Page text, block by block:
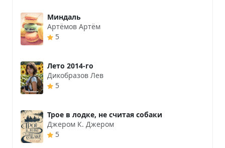
Миндаль
Артёмов Артём
5
Лето 2014-го
Дикобразов Лев
5
Трое в лодке, не считая собаки
Джером К. Джером
5